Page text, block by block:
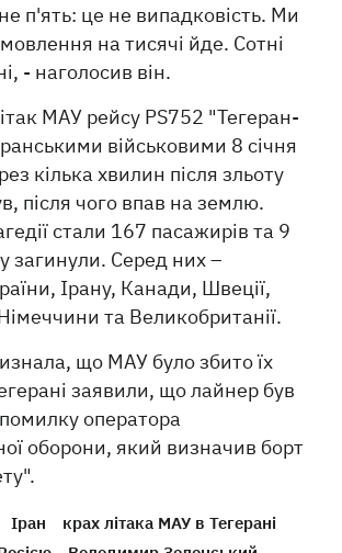
п'ять: це не випадковість. Ми
на тисячі йде. Сотні
- наголосив він.
МАУ рейсу PS752 "Тегеран-
військовими 8 січня
кілька хвилин після зльоту
після чого впав на землю.
стали 167 пасажирів та 9
загинули. Серед них –
Ірану, Канади, Швеції,
та Великобританії.
що МАУ було збито їх
заявили, що лайнер був
оператора
оборони, який визначив борт
Іран
крах літака МАУ в Тегерані